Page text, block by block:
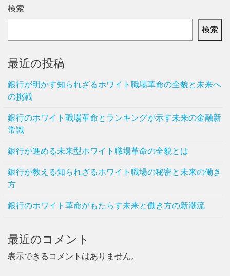
検索
検索
最近の投稿
銀行が明かす知られざるホワイト職場革命の全貌と未来へ
の挑戦
銀行のホワイト職場革命とランキングが示す未来の金融新
常識
銀行が進める未来型ホワイト職場革命の全貌とは
銀行が教える知られざるホワイト職場の秘密と未来の働き
方
銀行のホワイト革命がもたらす未来と働き方の新潮流
最近のコメント
表示できるコメントはありません。